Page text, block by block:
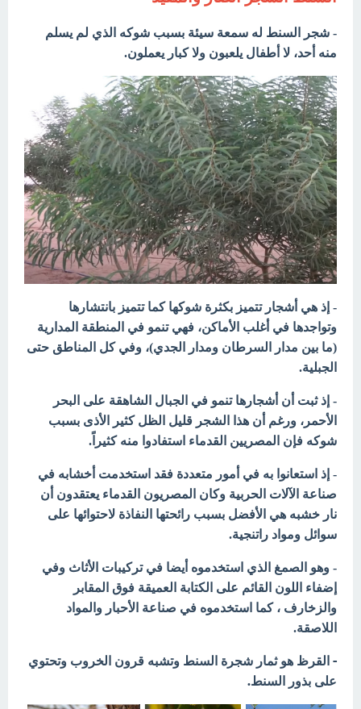
- شجر السنط له سمعة سيئة بسبب شوكه الذي لم يسلم
منه أحد، لا أطفال يلعبون ولا كبار يعملون.
- إذ هي أشجار تتميز بكثرة شوكها كما تتميز بانتشارها
وتواجدها في أغلب الأماكن، فهي تنمو في المنطقة المدارية
(ما بين مدار السرطان ومدار الجدي)، وفي كل المناطق حتى
الجبلية.
- إذ ثبت أن أشجارها تنمو في الجبال الشاهقة على البحر
الأحمر، ورغم أن هذا الشجر قليل الظل كثير الأذى بسبب
شوكه فإن المصريين القدماء استفادوا منه كثيراً.
- إذ استعانوا به في أمور متعددة فقد استخدمت أخشابه في
صناعة الآلات الحربية وكان المصريون القدماء يعتقدون أن
نار خشبه هي الأفضل بسبب رائحتها النفاذة لاحتوائها على
سوائل ومواد راتنجية.
- وهو الصمغ الذي استخدموه أيضا في تركيبات الأثاث وفي
إضفاء اللون القائم على الكتابة العميقة فوق المقابر
والزخارف ، كما استخدموه في صناعة الأحبار والمواد
اللاصقة.
- القرظ هو ثمار شجرة السنط وتشبه قرون الخروب وتحتوي
على بذور
السنط.